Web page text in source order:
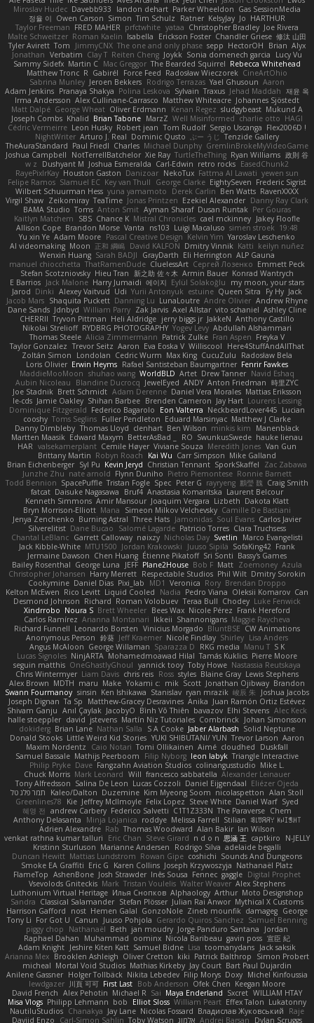
Miroslav Hudec Davebb933 landon dehart Parker Wheeldon Gas SessionMedia
정율 이 Owen Carson Simon Tim Schulz Ratner KelsyJay Jo HARTHUR
Taylor Freeman FRED MAHER prfctwhite yataa Christopher Bradley Joe Rivera
Malte Schweitzer Roman Kaelin Isabella Erickson Foster Chandler Griese 修汰 山田
Tyler Avirett Tom JimmyCNX The one and only phase sepp HectorOH Brian Alyx
Jonathan Verbatim Clay T Reiten Cheng Joykk Sonia domenech garcia
Lucy Vu
Sammy Sidefx Martin C Mac Greggor The Bearded Squirrel Rebecca Whitehead
Matthew Tronc R Gabirél Force Feed Radosław Wieczorek CineArtOhio
Sabrina Munley Jeroen Bekkers Rodrigo Terrazas Yael Ghusoun Aaron
Adam Jenkins Pranaya Shakya Polina Leskova Sylvain Traxus Jehad Maddah 재윤 옥
Irma Andersson Alex Cullinane-Carrasco Matthew Whiteacre Johannes Sjöstedt
Matt Dalpé George Wheat Oliver Erdmann Kenan Regez sludgybeast Mukund A
Joseph Combs Khalid Brian Tabone MarzZ Well Misinformed charlie otto HAGI
Cédric Vermeirre Leon Husky Robert jean Tom Rudolf Sergio Uscanga Flex2006D !
NightWriter Arturo J. Real Dominic Qusto ぶー うじ
Tenzide Gallery
TheAuraStandard Paul Friedl Charles Michael Dunphy GremlinBrokeMyVideoGame
Joshua Campbell
NotTerrellBatchelor Xie Ray TurtleTheThing Ryan Williams 政則 谷
w z
Dushyant M Joshua Esmeralda Carl-Edwin retro rocks EasedChunk2
RayePixlrKay Houston Gaston Danizoar NekoTux Fattma Al Lawati yewen sun
Felipe Ramos Slamuel EC Key van Thull George Clarke EightySeven Frederic Sigrist
Wilbert Schuurman Hess yuna yamamoto Derek Carlin Ben Watts RavenXXXX
Virgil Shaw Zeikomiray TeaTime Jonas Printzen Ezekiel Alexander Danny Ray Clark
BAMA Studio Toms Anton Smit Ayman Sharaf Dusan Runtak Per Gouras
Kaitlyn Matchem
SBS Chance K Mistral Chronicles cael mckinney Jakey Floofle
Allison Cope Brandon Morse Vanta ns103 Luigi Macaluso simen stroek 19:48
Yu xin Ye Adam Moore Pascal Creative Design Kelvin Yim Yaroslav Leschenko
AI videomaking Moon 正和 綱嶋 David KALFON Dmitry Vinnik Katti keilyn nuñez
Wenxin Huang Sarah BADJI GrayDarth Eli Herrington ALP Gauna
manuel chiocchetta ThatRamenDude CluelessArt Cергей Лозенко Emmett Peck
Stefan Scotzniovsky Hieu Tran 新之助 佐々木 Armin Bauer Konrad Wantrych
E Barrios Jack Malone Harry Jumaidi 에이지 Eylül Solakoğlu
my moon, your stars
Jarod Dinki Alexey Vaitvud Udi Yurii Antonyuk estuine Queen Sitra Fy Hy Jack
Jacob Mars Shaquita Puckett Danning Lu LunaLoutre Andre Olivier Andrew Rhyne
Dane Sands Jdnbyd William Parry Zak Jarvis Axel Allstar vito schaniel Ashley Cline
CHERRII Tryvon Pittman Heli Aldridge jerry biggs jr JakkeN Anthony Castillo
Nikolai Strelioff RYDBRG PHOTOGRAPHY Yogev Levy Abdullah Alshammari
Thomas Steele Alicia Zimmermann Patrick Zulke Fran Aspen Freyka V
Taylor Gonzalez Trevor Seitz Aaron Eva Eoska V Williscool
Here4StuffAndAllThat
Zoltán Simon
Londolan Cedric Wurm Max King CucuZulu
Radosław Bela
Loris Olivier Erwin Heyms Rafael Santisteban Baumgartner Fenrir Fawkes
MaddieMooMoon shuhao wang WorldBLD Artet Drew Tanner Navid Eshaq
Aubin Nicoleau
Blandine Ducrocq JewelEyed ANDY Anton Friedman 時里ZYC
Joe Stadnik Brett Schmidt Adam Derenne Daniel Vera Morales Mattias Eriksson
le-cds Jamie Oakley Shihan Barbee Brenden Cameron Jay Hart Lourens Lessing
Dominique Fitzgerald Federico Bagarolo Eon Valterra NeckbeardLover445 Lucian
cooshy Toms Seglins Fuller Pendleton Eduard Marsinyac Matthew J Clarke
Danny Dimbleby Thomas Lloyd clenhart Ben Wilson minkis kim
Manenblack
Martten Maasik Edward Maxym BetterAsBad _ RO SwunkusSwede hauke lienau
HAR valsekamerplant Cemile Høyer Viviane Souza Meredith Jones Van Gun
Brittany Martin Robyn Roach Kai Wu Carr Simpson Mike Galland
Brian Eichenberger Syl Pu Kevin Jeryd Christian Tennant SporkSkaffel
Zac Zabawa
Junzhe Zhu nate arnold Flynn Duniho Pietro Piemontese Ronnie Barnett
Todd Bennion SpacePuffle Tristan Fogle Spec Peter G rayryeng 鸝瑩 魏 Craig Smith
fatcat Daisuke Nagasawa Bruf4 Anastasia Komaritska Laurent Belcour
Kenneth Simmons Amir Mansour Joaquim Vergara Lizbeth Dakota Klatt
Bryn Morrison-Elliott Mana Simeon Milkov Velchevsky Camille De Bastiani
Jenya Zenchenko Burning Astral Three Hats Jamonidas Soul Evans Carlos Javier
Silverelitist Dane Bucao Salomé Lagarde Patricio Torres Clara Truchsess
Chantal LeBlanc Garrett Calloway nøixzy Nicholas Day Svetlin
Marco Evangelisti
Jack Kibble-White MTU1500 Jordan Krakowski Juuso Sipilä SofaKing42 Frank
Jermaine Dawson Chen Huang Étienne Pikatoff Sri Sonti Bassy's Games
Bailey Rosenthal George Luna JEFF Plane2House Bob F Matt Zoemoney Azula
Christopher Johansen Harry Merrett Respectable Studios Phil Wilt Dmitry Sorokin
Cookymine Daniel Dias Pixi_lab MD1 Veronica Rory Brendan Droppo
Kelton McEwen Rico Levitt Liquid Cooled Nadia Pedro Viana Oleksii Komarov Can
Desmond Johnson Richard Roman Volobuev Teraa Bull Chodey Luke Fenwick
Xindrrobo Noura S Brett Wheeler Bees Wax Nicole Pérez Frank Hereford
Carlos Ramírez Arianna Montanari Ikkeii Shannonigans Maggie Raycheva
Richard Funnell Leonardo Borsten Vinicius Morgado BluntBSE CW Animations
Anonymous Person 鈴葵 Jeff Kraemer Nicole Findlay Shirley Lisa Anders
Angus McAloon George Willaman Sparazza D RKG media Manu T S K
Lucas Signoles NinjARTA Mohamedmoawad Hilal Tamás Kuklics Pierre Moore
seguin matthis OneGhastlyGhoul yannick tooy Toby Howe Nastassia Reutskaya
Chris Wintermyer Liam Davis chris reis Ross styles Blaine Gray Lewis Stephens
Alex Brown MDTH maru Make Yokami c: mik Scott Jonathan Ojibway Brandon
Swann Fourmanoy sinsin Ken Ishikawa Stanislav ryan mrazik 峻辰 朱
Joshua Jacobs
Joseph Dignan Ta Sp Matthew-Gracey Desravines Anika Juan Ramón Ortiz Estévez
Shivam Ganju Anıl Çaylak JacobyO Bình Võ Thiên bavazov Elhi Stevens Alec Keck
halle stoeppler david jstevens Martín Niz Tutoriales Combrinck
Johan Simonsson
dokiderg Brian Lane Nathan Salla S A Cooke Jaber Alarbash Solid Neptune
Donald Stooks Little Weird Kid Stories YUKI SHIBUTANI/ YUN Trevor Larson Aaron
Maxim Nordentz
Caio Notari Tomi Ollikainen Aimé cloudhed
Duskfall
Samuel Bassale Mathijs Peerboom Filip Nyborg leon labyk Triangle Interactive
Philip Pryke Dave Fangzahn Aviation Studios colinangusstudio Mike L.
Chuck Morris Mark Leonard Will francesco sabbatella Alexander Leinauer
Tony Alfredsson Salina De Leon Lucas Cozzoli Daniel Eijgendaal Eliézer Ojeda
תמר פלג טל
Kaleo/Dalton Duzemine Kim Myeong Soom nicolaspetton Alan Stoll
Greenlines78
Kie Jeffrey McIlmoyle Felix Lopez Steve White Daniel Warf Syed
혜영 전 andrew Carbery Federico Salvetti C1T1Z333N The Paraverse Chem
Anthony Delasanta
Minja Lojanica roddye Melissa Farrell Stilian ꌃ꒒ꀎꋪꋪꌩ ꀘꈤꀤꁅꃅ꓄
Adrien Alexandre Rab Thomas Woodward Alan Bakir Ian Wilson
venkat rathna kumar talluri
Eric Chan Steve Girard n d o n 思涵 王 captkiro
N-JELLY
Kristinn Sturluson Marianne Andersen Rodrigo Silva adelaide begalli
Duncan Hewitt Mattias Lundstrom Rowan Gipe coshichi Sounds And Dungeons
Smoke EA Graffiti Eric G Karen Collins Joseph Krzywoszyja Nathanaël Platz
FlameTop AshenBone Josh Strawder Inês Sousa Fennec gaggle Digital Prophet
Vsevolods Gniteckis Mark Tristan Voulelis Walter Weaver Alex Stephens
Luthonium Virtual Heritage Илья Снопков Alphaology Arthur Moto Designshop
Sandra Classical Salamander Stefan Plösser Julian Rai Anwor Mythical X Customs
Harrison Gafford
nost Hemen Galal GonzoNole Zineb mounfik damageg George
Tony Li For Got U Canun Juuso Pohjola Gerardo Quiros Sanchez Samuel Benning
piggy chop
Nathanaël Beth jan moudry Jorge Panduro Santana
Jordan
Raphael Dahan
Muhammad oominx Nicola Baribeau gavin poss 宣臣 紀
Adam Knight Jeshire Kiten Katt Samuel Bidne Lisa toomanydans Jack saksik
Arianna Mex Brooklen Ashleigh Oliver Cretton kiki Patrick Balthrop
Simon Probert
micheal Mortal Void Studios Mathias Kirkeby Jay Court Bart Paul Dujardin
Anilene Gassner Holger Tollbäck Nikita Lebedev Filip Morys Doxy Michel Kinfoussia
lewdgazer 川頁 可可 First Last Bob Anderson Ofek Chen Keegan Moore
David French Alex Pehotin Michael R Sai Maya Enderland Sxcret WILLIAM HTAY
Misa Vlogs Philipp Lehmann bob Elliot Sloss William Peart Effex Talon Lukatonny
NautiluStudios Chanakya Jay Lane Nicolas Fossard Владислав Жуковський
Raje
Daviid Enzo
Carl-Simon Sahlin Toby Watson אלמוג Andrei Barsan
Dylan Scruggs